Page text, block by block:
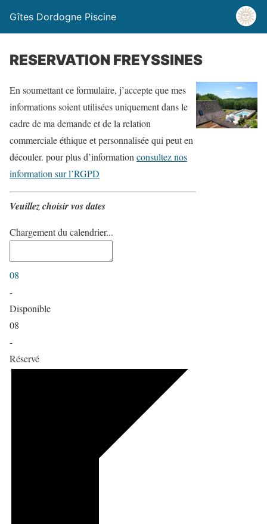
Gîtes Dordogne Piscine
RESERVATION FREYSSINES
En soumettant ce formulaire, j’accepte que mes
informations soient utilisées uniquement dans le
cadre de ma demande et de la relation
commerciale éthique et personnalisée qui peut en
découler. pour plus d’information consultez nos
information sur l’RGPD
Veuillez choisir vos dates
Chargement du calendrier...
08
-
Disponible
08
-
Réservé